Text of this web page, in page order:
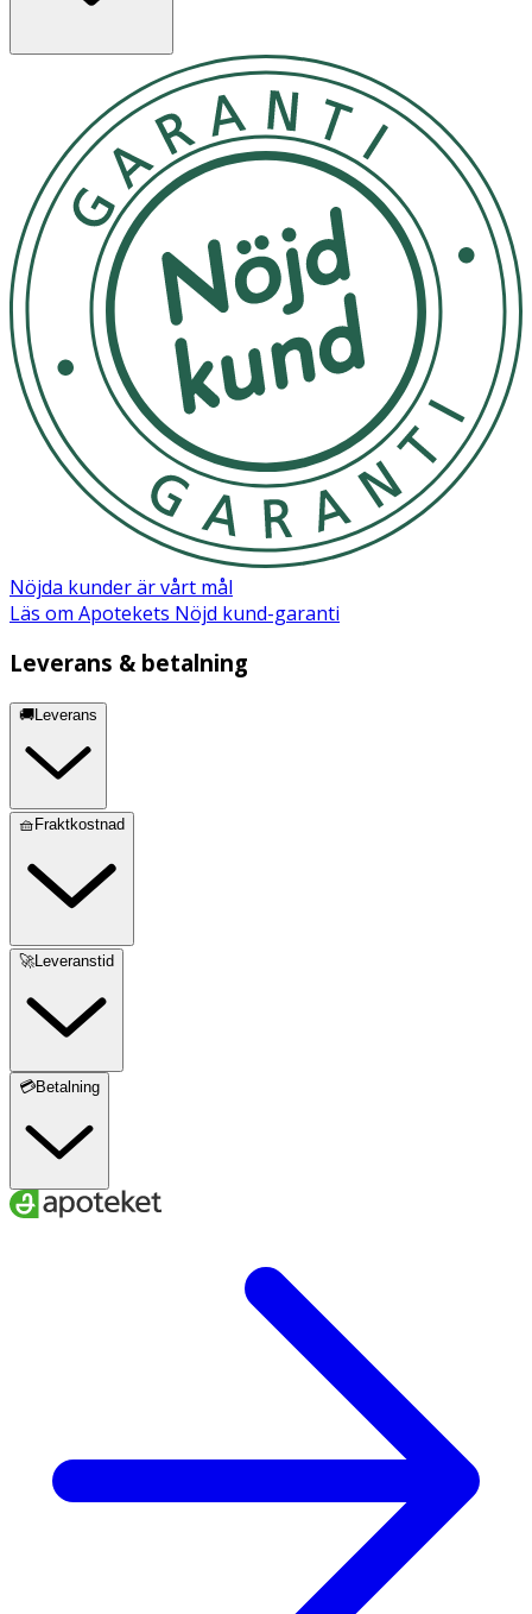
OK för gravida och ammande: Nej
Nöjda kunder är vårt mål
Läs om Apotekets Nöjd kund-garanti
Leverans & betalning
🚚Leverans
🧺Fraktkostnad
🚀Leveranstid
💳Betalning